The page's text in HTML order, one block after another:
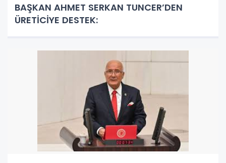
BAŞKAN AHMET SERKAN TUNCER’DEN
ÜRETİCİYE DESTEK: